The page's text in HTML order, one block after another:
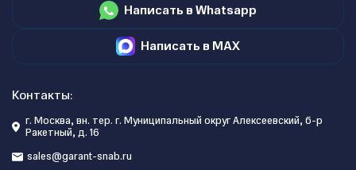
Написать в Whatsapp
Написать в MAX
Контакты:
г. Москва, вн. тер. г. Муниципальный округ Алексеевский, б-р
Ракетный, д. 16
sales@garant-snab.ru